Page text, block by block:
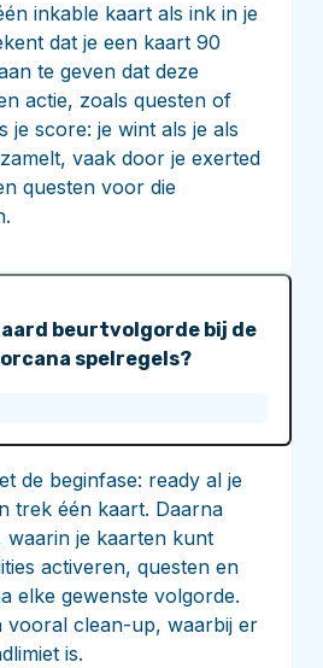
inkable kaart als ink in je
dat je een kaart 90
te geven dat deze
actie, zoals questen of
je score: je wint als je als
vaak door je exerted
questen voor die
beurtvolgorde bij de
spelregels?
de beginfase: ready al je
trek één kaart. Daarna
waarin je kaarten kunt
activeren, questen en
elke gewenste volgorde.
vooral clean-up, waarbij er
is.